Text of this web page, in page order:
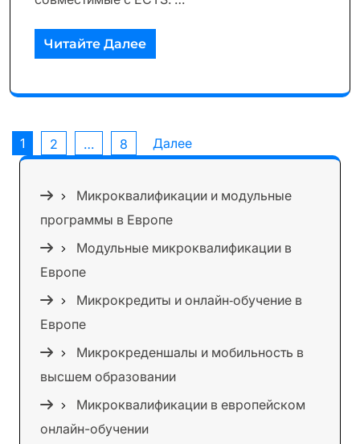
Читайте Далее
Пагинация
записей
1 2 … 8 Далее
Микроквалификации и модульные
программы в Европе
Модульные микроквалификации в
Европе
Микрокредиты и онлайн‑обучение в
Европе
Микрокреденшалы и мобильность в
высшем образовании
Микроквалификации в европейском
онлайн-обучении